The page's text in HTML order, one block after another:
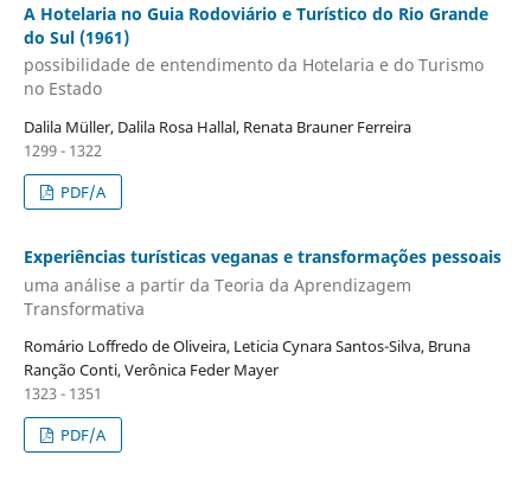
A Hotelaria no Guia Rodoviário e Turístico do Rio Grande
do Sul (1961)
possibilidade de entendimento da Hotelaria e do Turismo
no Estado
Dalila Müller, Dalila Rosa Hallal, Renata Brauner Ferreira
1299 - 1322
PDF/A
Experiências turísticas veganas e transformações pessoais
uma análise a partir da Teoria da Aprendizagem
Transformativa
Romário Loffredo de Oliveira, Leticia Cynara Santos-Silva, Bruna
Ranção Conti, Verônica Feder Mayer
1323 - 1351
PDF/A